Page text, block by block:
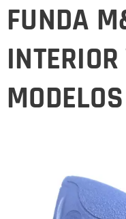
FUNDA
MODELOS